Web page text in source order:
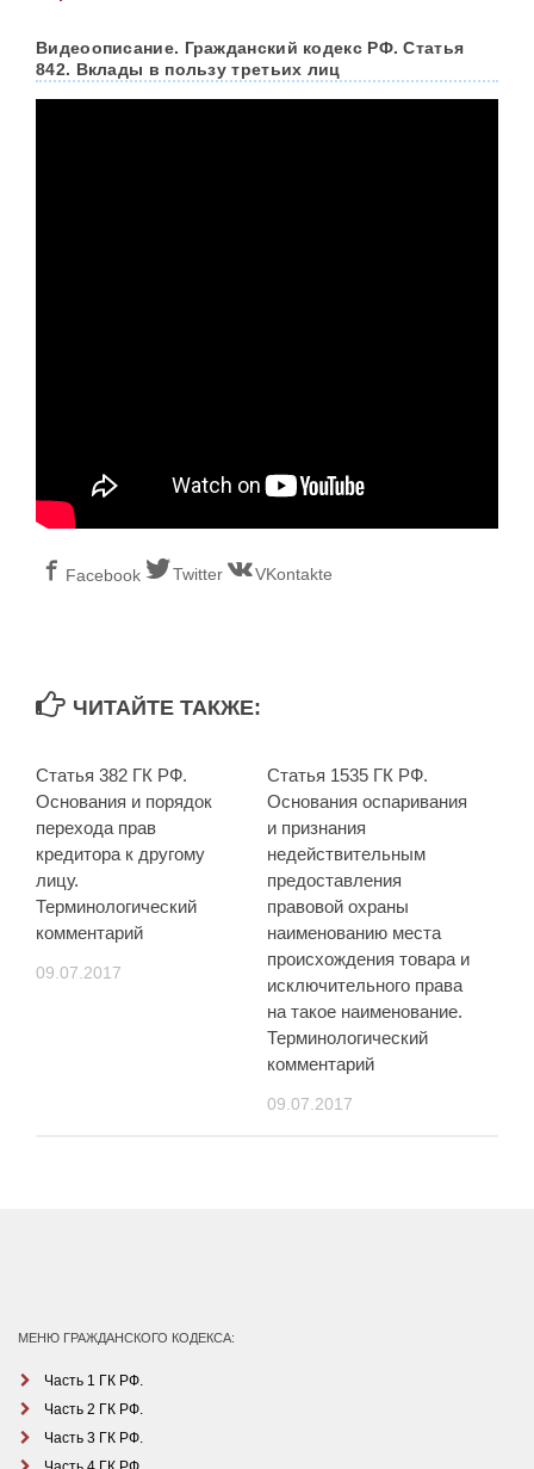
Видеоописание. Гражданский кодекс РФ. Статья
842. Вклады в пользу третьих лиц
Facebook Twitter VKontakte
ЧИТАЙТЕ ТАКЖЕ:
Статья 382 ГК РФ.
Основания и порядок
перехода прав
кредитора к другому
лицу.
Терминологический
комментарий
09.07.2017
Статья 1535 ГК РФ.
Основания оспаривания
и признания
недействительным
предоставления
правовой охраны
наименованию места
происхождения товара и
исключительного права
на такое наименование.
Терминологический
комментарий
09.07.2017
МЕНЮ ГРАЖДАНСКОГО КОДЕКСА:
Часть 1 ГК РФ.
Часть 2 ГК РФ.
Часть 3 ГК РФ.